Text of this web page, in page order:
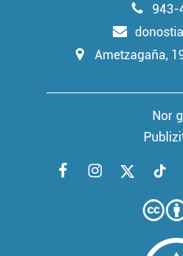
943-
Ametzagaña,
Nor